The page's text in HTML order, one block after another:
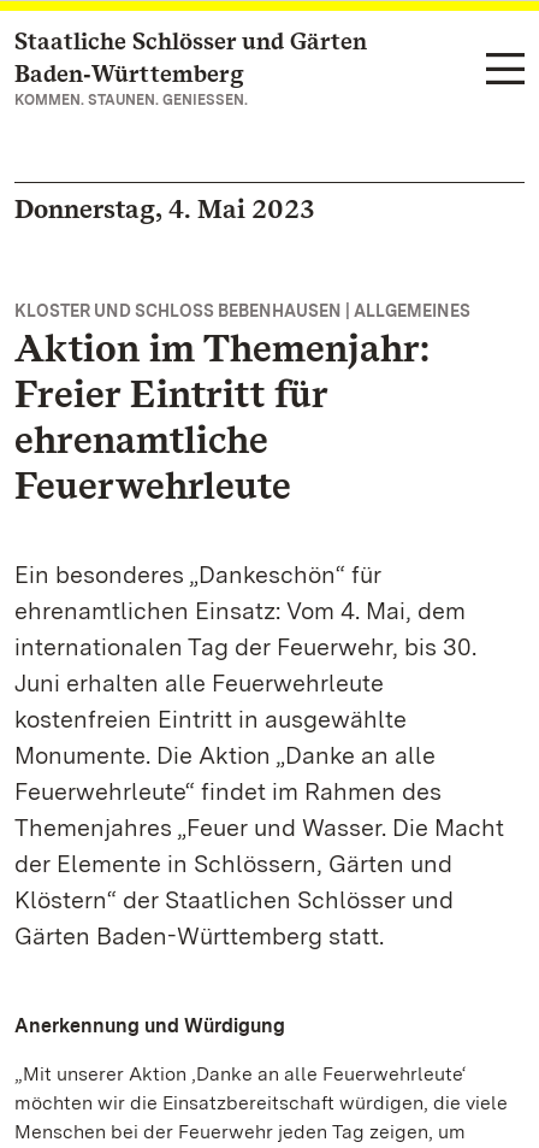
Zum Hauptinhalt springen
Staatliche Schlösser und Gärten
Baden‑Württemberg
KOMMEN. STAUNEN. GENIESSEN.
Donnerstag, 4. Mai 2023
KLOSTER UND SCHLOSS BEBENHAUSEN | ALLGEMEINES
Aktion im Themenjahr:
Freier Eintritt für
ehrenamtliche
Feuerwehrleute
Ein besonderes „Dankeschön“ für
ehrenamtlichen Einsatz: Vom 4. Mai, dem
internationalen Tag der Feuerwehr, bis 30.
Juni erhalten alle Feuerwehrleute
kostenfreien Eintritt in ausgewählte
Monumente. Die Aktion „Danke an alle
Feuerwehrleute“ findet im Rahmen des
Themenjahres „Feuer und Wasser. Die Macht
der Elemente in Schlössern, Gärten und
Klöstern“ der Staatlichen Schlösser und
Gärten Baden-Württemberg statt.
Anerkennung und Würdigung
„Mit unserer Aktion ‚Danke an alle Feuerwehrleute‘
möchten wir die Einsatzbereitschaft würdigen, die viele
Menschen bei der Feuerwehr jeden Tag zeigen, um